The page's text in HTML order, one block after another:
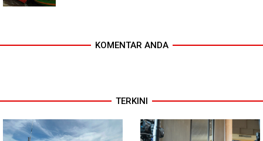
KOMENTAR ANDA
TERKINI